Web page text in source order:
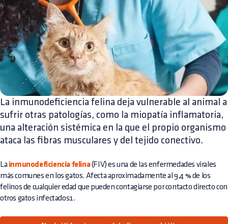
La inmunodeficiencia felina deja vulnerable al animal a
sufrir otras patologías, como la miopatía inflamatoria,
una alteración sistémica en la que el propio organismo
ataca las fibras musculares y del tejido conectivo.
La inmunodeficiencia felina(FIV) es una de las enfermedades virales
más comunes en los gatos. Afecta aproximadamente al 9,4 % de los
felinos de cualquier edad que pueden contagiarse por contacto directo con
otros gatos infectados1.